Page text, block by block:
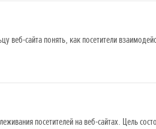
веб-сайта понять, как посетители
посетителей на веб-сайтах. Цель
Двигатель